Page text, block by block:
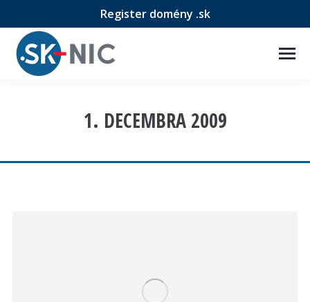
Register domény .sk
1. DECEMBRA 2009